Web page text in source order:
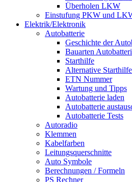
Überholen LKW
Einstufung PKW und
Elektrik/Elektronik
Autobatterie
Geschichte der
Bauarten
Starthilfe
Alternative
ETN Nummer
Wartung und Tipps
Autobatterie laden
Autobatterie
Autobatterie Tests
Autoradio
Klemmen
Kabelfarben
Leitungsquerschnitte
Auto Symbole
Berechnungen / Formeln
PS Rechner